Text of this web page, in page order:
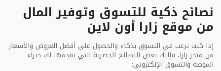
نصائح ذكية للتسوق وتوفير المال
من موقع زارا أون لاين
إذا كنت ترغب في التسوق بذكاء والحصول على أفضل العروض والأسعار
من متجر زارا، فإليك بعض النصائح الحصرية التي يقدمها لك خبراء
الموضة والتسوق الإلكتروني: